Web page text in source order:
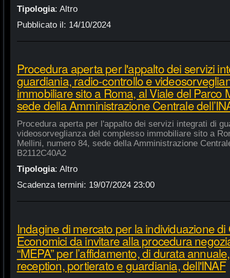
Tipologia: Altro
Pubblicato il: 14/10/2024
Procedura aperta per l'appalto dei servizi
guardiania, radio-controllo e
immobiliare sito a Roma, al Viale del Parco
sede della Amministrazione Centrale
Procedura aperta per l'appalto dei servizi integrati di
videosorveglianza del complesso immobiliare sito a
Mellini, numero 84, sede della Amministrazione
B2112C40A2
Tipologia: Altro
Scadenza termini: 19/07/2024 23:00
Indagine di mercato per la individuazione
Economici da invitare alla procedura
“MEPA” per l’affidamento, di durata
reception, portierato e guardiania, dell'INAF